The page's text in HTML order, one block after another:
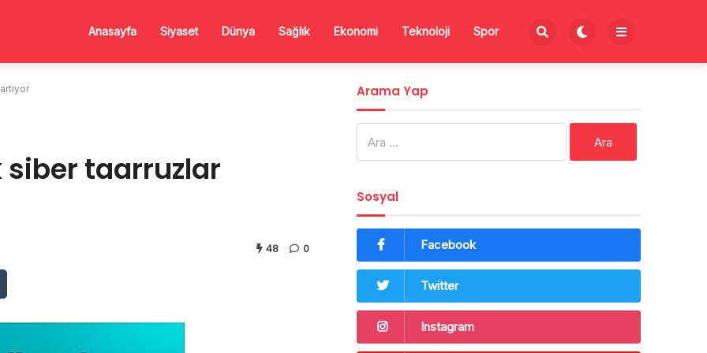
Anasayfa Siyaset Dünya Sağlık Ekonomi Teknoloji Spor
siber taarruzlar
48 0
Arama Yap
Sosyal
Facebook
Twitter
Instagram